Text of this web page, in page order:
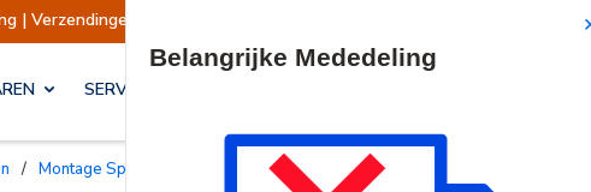
opgeschort Verzendingen worden op
SERVICES & OPLOSSINGEN
/ Montage Spacers